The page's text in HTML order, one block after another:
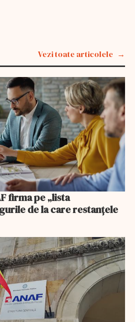
Vezi toate articolele
firma pe „lista
de la care restanțele